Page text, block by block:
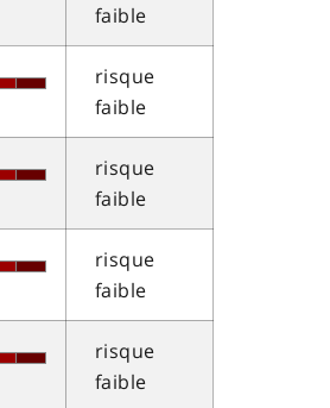
faible
risque
faible
risque
faible
risque
faible
risque
faible